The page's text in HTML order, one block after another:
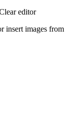
editor
insert images from